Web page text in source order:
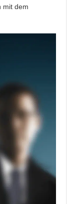
mit dem